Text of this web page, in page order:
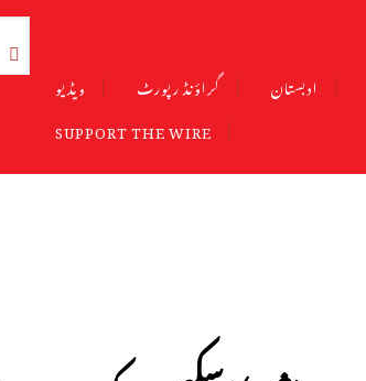
ادبستان گراؤنڈ رپورٹ
ویڈیو
SUPPORT THE WIRE
